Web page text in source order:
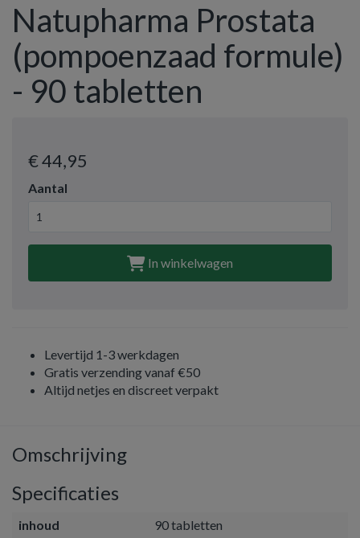
Natupharma Prostata
(pompoenzaad formule)
- 90 tabletten
€ 44,95
Aantal
In winkelwagen
Levertijd 1-3 werkdagen
Gratis verzending vanaf €50
Altijd netjes en discreet verpakt
Omschrijving
Specificaties
inhoud
90 tabletten